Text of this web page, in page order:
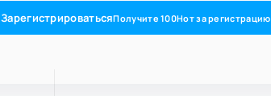
ЗарегистрироватьсяПолучите100Нотза регистрацию